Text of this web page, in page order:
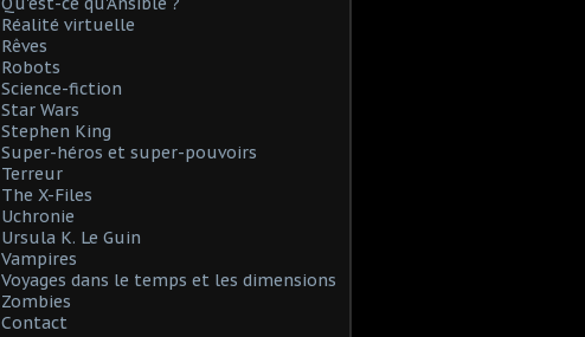
Réalité virtuelle
Rêves
Robots
Science-fiction
Star Wars
Stephen King
Super-héros et super-pouvoirs
Terreur
The X-Files
Uchronie
Ursula K. Le Guin
Vampires
Voyages dans le temps et les dimensions
Zombies
Contact